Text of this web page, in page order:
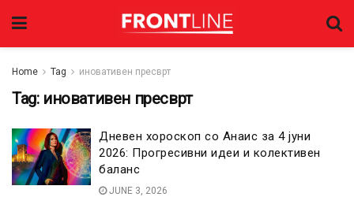
Home Tag иновативен пресврт
Tag: иновативен пресврт
Дневен хороскоп со Анаис за 4 јуни
2026: Прогресивни идеи и колективен
баланс
JUNE 3, 2026